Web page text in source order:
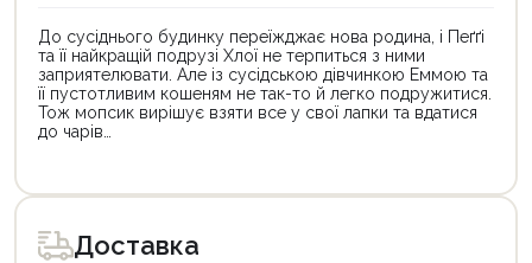
До сусіднього будинку переїжджає нова родина, і Пеґґі
та її найкращій подрузі Хлої не терпиться з ними
заприятелювати. Але із сусідською дівчинкою Еммою та
її пустотливим кошеням не так-то й легко подружитися.
Тож мопсик вирішує взяти все у свої лапки та вдатися
до чарів…
товар
для
покупки
товар
для
покупкиДоставка